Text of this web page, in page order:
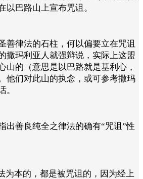
以巴路山上宣布咒诅。
善律法的石柱，何以偏要立在咒诅
撒玛利亚人就强辩说，实际上这盟
山的（意思是以巴路就是基利心，
他们对此山的执念，或可参考撒玛
。
出善良纯全之律法的确有“咒诅”性
为本的，都是被咒诅的，因为经上